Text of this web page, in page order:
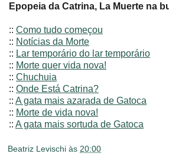
Epopeia da Catrina, La Muerte na
:: Como tudo começou
:: Notícias da Morte
:: Lar temporário do lar temporário
:: Morte quer vida nova!
:: Chuchuia
:: Onde Está Catrina?
:: A gata mais azarada de Gatoca
:: Morte de vida nova!
:: A gata mais sortuda de Gatoca
Beatriz Levischi às 20:00